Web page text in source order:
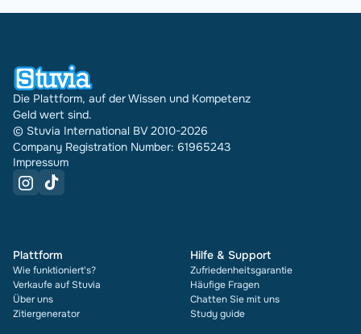
Die Plattform, auf der Wissen und Kompetenz
Geld wert sind.
© Stuvia International BV 2010-2026
Company Registration Number: 61965243
Impressum
Plattform
Wie funktioniert's?
Verkaufe auf Stuvia
Über uns
Zitiergenerator
Hilfe & Support
Zufriedenheitsgarantie
Häufige Fragen
Chatten Sie mit uns
Study guide